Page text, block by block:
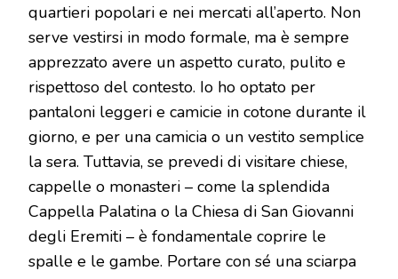
quartieri popolari e nei mercati all’aperto. Non
serve vestirsi in modo formale, ma è sempre
apprezzato avere un aspetto curato, pulito e
rispettoso del contesto. Io ho optato per
pantaloni leggeri e camicie in cotone durante il
giorno, e per una camicia o un vestito semplice
la sera. Tuttavia, se prevedi di visitare chiese,
cappelle o monasteri – come la splendida
Cappella Palatina o la Chiesa di San Giovanni
degli Eremiti – è fondamentale coprire le
spalle e le gambe. Portare con sé una sciarpa